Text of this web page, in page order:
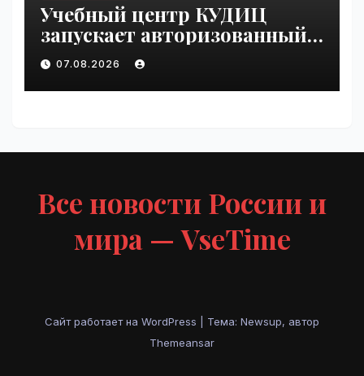
Учебный центр КУДИЦ
запускает авторизованный
курс по
администрированию Mind
Migrate#guest | VseTime.ru
07.08.2026
Все новости России и
мира — VseTime
Сайт работает на WordPress
Тема: Newsup, автор
Themeansar